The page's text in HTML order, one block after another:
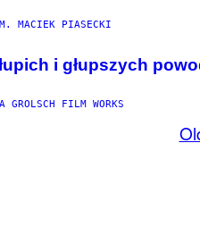
MACIEK PIASECKI
i głupszych
FILM WORKS